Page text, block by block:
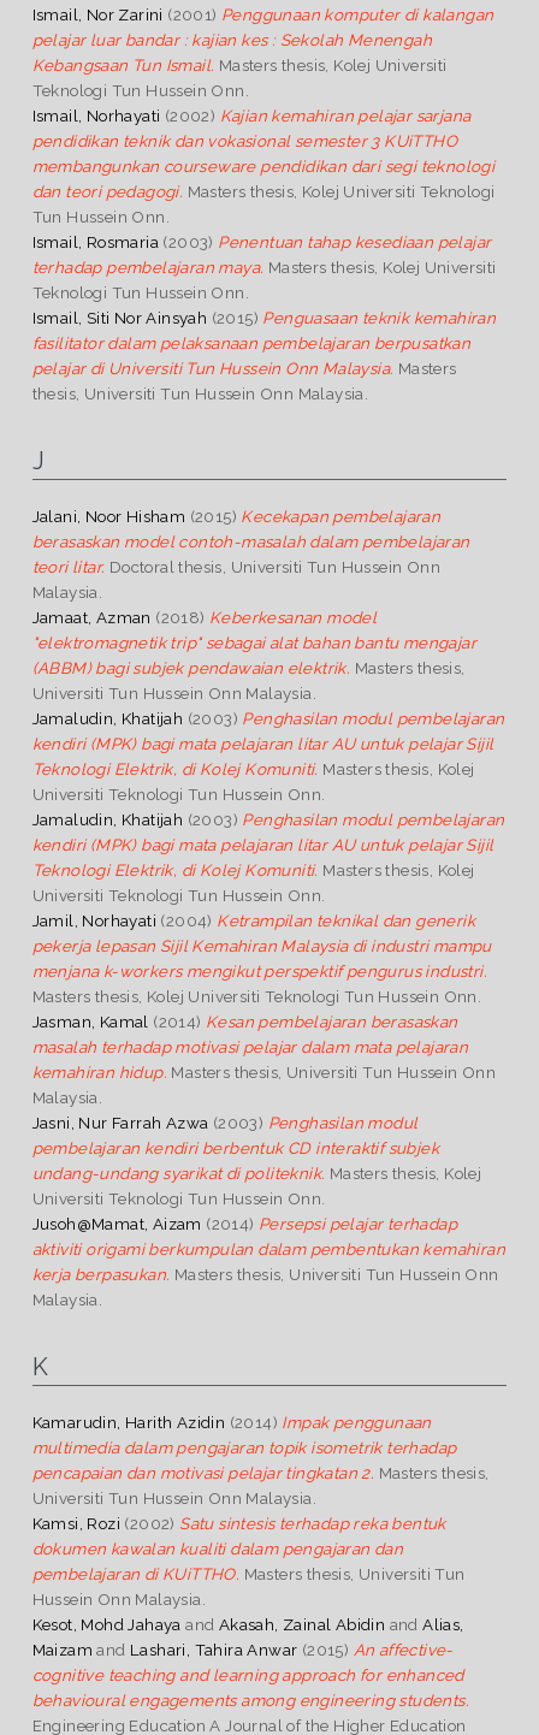
Ismail, Nor Zarini (2001) Penggunaan komputer di kalangan
pelajar luar bandar : kajian kes : Sekolah Menengah
Kebangsaan Tun Ismail. Masters thesis, Kolej Universiti
Teknologi Tun Hussein Onn.
Ismail, Norhayati (2002) Kajian kemahiran pelajar sarjana
pendidikan teknik dan vokasional semester 3 KUiTTHO
membangunkan courseware pendidikan dari segi teknologi
dan teori pedagogi. Masters thesis, Kolej Universiti Teknologi
Tun Hussein Onn.
Ismail, Rosmaria (2003) Penentuan tahap kesediaan pelajar
terhadap pembelajaran maya. Masters thesis, Kolej Universiti
Teknologi Tun Hussein Onn.
Ismail, Siti Nor Ainsyah (2015) Penguasaan teknik kemahiran
fasilitator dalam pelaksanaan pembelajaran berpusatkan
pelajar di Universiti Tun Hussein Onn Malaysia. Masters
thesis, Universiti Tun Hussein Onn Malaysia.
J
Jalani, Noor Hisham (2015) Kecekapan pembelajaran
berasaskan model contoh-masalah dalam pembelajaran
teori litar. Doctoral thesis, Universiti Tun Hussein Onn
Malaysia.
Jamaat, Azman (2018) Keberkesanan model
"elektromagnetik trip" sebagai alat bahan bantu mengajar
(ABBM) bagi subjek pendawaian elektrik. Masters thesis,
Universiti Tun Hussein Onn Malaysia.
Jamaludin, Khatijah (2003) Penghasilan modul pembelajaran
kendiri (MPK) bagi mata pelajaran litar AU untuk pelajar Sijil
Teknologi Elektrik, di Kolej Komuniti. Masters thesis, Kolej
Universiti Teknologi Tun Hussein Onn.
Jamaludin, Khatijah (2003) Penghasilan modul pembelajaran
kendiri (MPK) bagi mata pelajaran litar AU untuk pelajar Sijil
Teknologi Elektrik, di Kolej Komuniti. Masters thesis, Kolej
Universiti Teknologi Tun Hussein Onn.
Jamil, Norhayati (2004) Ketrampilan teknikal dan generik
pekerja lepasan Sijil Kemahiran Malaysia di industri mampu
menjana k-workers mengikut perspektif pengurus industri.
Masters thesis, Kolej Universiti Teknologi Tun Hussein Onn.
Jasman, Kamal (2014) Kesan pembelajaran berasaskan
masalah terhadap motivasi pelajar dalam mata pelajaran
kemahiran hidup. Masters thesis, Universiti Tun Hussein Onn
Malaysia.
Jasni, Nur Farrah Azwa (2003) Penghasilan modul
pembelajaran kendiri berbentuk CD interaktif subjek
undang-undang syarikat di politeknik. Masters thesis, Kolej
Universiti Teknologi Tun Hussein Onn.
Jusoh@Mamat, Aizam (2014) Persepsi pelajar terhadap
aktiviti origami berkumpulan dalam pembentukan kemahiran
kerja berpasukan. Masters thesis, Universiti Tun Hussein Onn
Malaysia.
K
Kamarudin, Harith Azidin (2014) Impak penggunaan
multimedia dalam pengajaran topik isometrik terhadap
pencapaian dan motivasi pelajar tingkatan 2. Masters thesis,
Universiti Tun Hussein Onn Malaysia.
Kamsi, Rozi (2002) Satu sintesis terhadap reka bentuk
dokumen kawalan kualiti dalam pengajaran dan
pembelajaran di KUiTTHO. Masters thesis, Universiti Tun
Hussein Onn Malaysia.
Kesot, Mohd Jahaya and Akasah, Zainal Abidin andAlias,
Maizam and Lashari, Tahira Anwar (2015) An affective-
cognitive teaching and learning approach for enhanced
behavioural engagements among engineering students.
Engineering Education A Journal of the Higher Education